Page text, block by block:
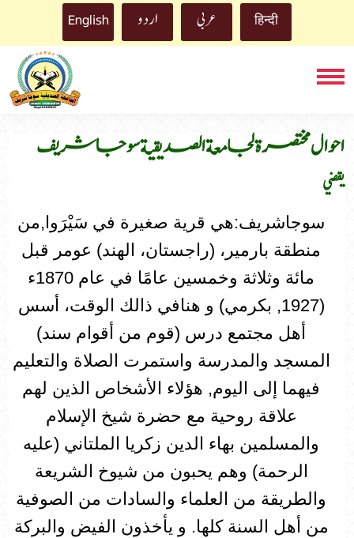
English اردو عربي हिन्दी
احوال مختصرة لجامعة الصديقية سوجاشريف
يقضي
سوجاشريف:هي قرية صغيرة في سَيْرَوا,من
منطقة بارمير، (راجستان، الهند) عومر قبل
مائة وثلاثة وخمسين عامًا في عام 1870ء
(1927, بكرمي) و هنافي ذالك الوقت، أسس
أهل مجتمع درس (قوم من أقوام سند)
المسجد والمدرسة واستمرت الصلاة والتعليم
فيهما إلى اليوم, هؤلاء الأشخاص الذين لهم
علاقة روحية مع حضرة شيخ الإسلام
والمسلمين بهاء الدين زكريا الملتاني (عليه
الرحمة) وهم يحبون من شيوخ الشريعة
والطريقة من العلماء والسادات من الصوفية
من أهل السنة كلها. و يأخذون الفيض والبركة